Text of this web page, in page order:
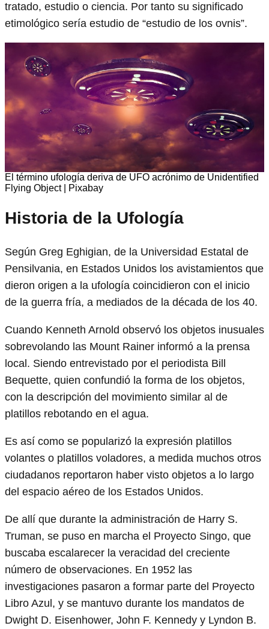
tratado, estudio o ciencia. Por tanto su significado
etimológico sería estudio de “estudio de los ovnis”.
El término ufología deriva de UFO acrónimo de Unidentified
Flying Object | Pixabay
Historia de la Ufología
Según Greg Eghigian, de la Universidad Estatal de
Pensilvania, en Estados Unidos los avistamientos que
dieron origen a la ufología coincidieron con el inicio
de la guerra fría, a mediados de la década de los 40.
Cuando Kenneth Arnold observó los objetos inusuales
sobrevolando las Mount Rainer informó a la prensa
local. Siendo entrevistado por el periodista Bill
Bequette, quien confundió la forma de los objetos,
con la descripción del movimiento similar al de
platillos rebotando en el agua.
Es así como se popularizó la expresión platillos
volantes o platillos voladores, a medida muchos otros
ciudadanos reportaron haber visto objetos a lo largo
del espacio aéreo de los Estados Unidos.
De allí que durante la administración de Harry S.
Truman, se puso en marcha el Proyecto Singo, que
buscaba escalarecer la veracidad del creciente
número de observaciones. En 1952 las
investigaciones pasaron a formar parte del Proyecto
Libro Azul, y se mantuvo durante los mandatos de
Dwight D. Eisenhower, John F. Kennedy y Lyndon B.